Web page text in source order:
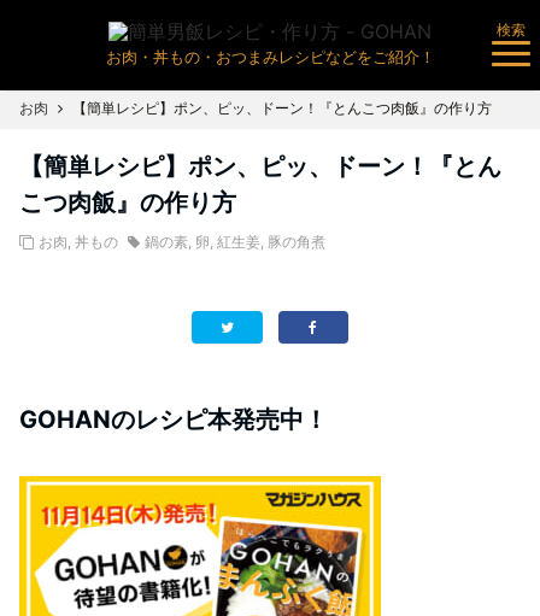
お肉・丼もの・おつまみレシピなどをご紹介！
検索
お肉 【簡単レシピ】ポン、ピッ、ドーン！『とんこつ肉飯』の作り方
【簡単レシピ】ポン、ピッ、ドーン！『とん
こつ肉飯』の作り方
お肉, 丼もの 鍋の素, 卵, 紅生姜, 豚の角煮
GOHANのレシピ本発売中！